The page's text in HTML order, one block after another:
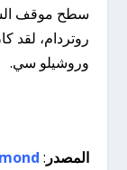
سطح موقف
روتردام، لقد
وروشيلو سي.
المصدر :